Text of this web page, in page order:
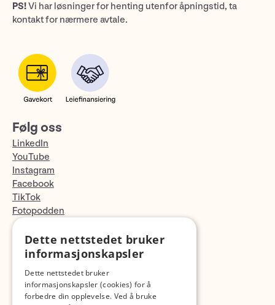
PS!Vi har løsninger for henting utenfor åpningstid, ta
kontakt for nærmere avtale.
Følg oss
LinkedIn
YouTube
Instagram
Facebook
TikTok
Fotopodden
Med forbehold om skrive- og lagerfeil
Dette nettstedet bruker
informasjonskapsler
Dette nettstedet bruker
informasjonskapsler (cookies) for å
forbedre din opplevelse. Ved å bruke